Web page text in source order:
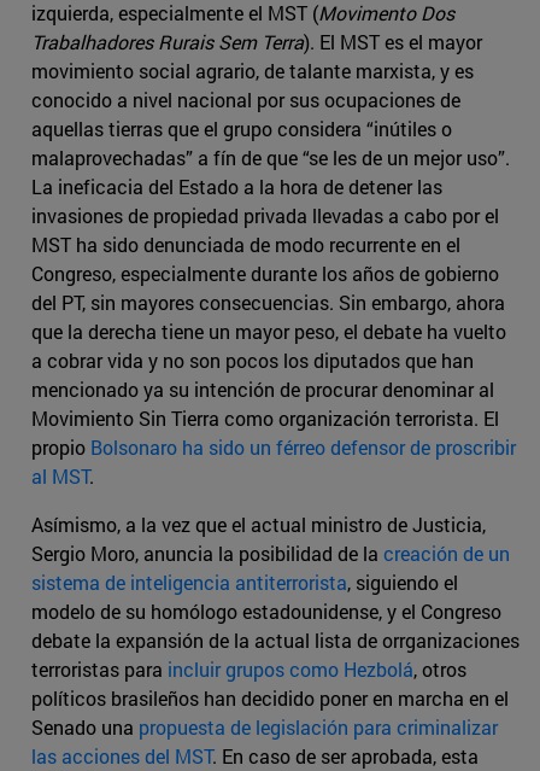
izquierda, especialmente el MST (Movimento Dos
Trabalhadores Rurais Sem Terra). El MST es el mayor
movimiento social agrario, de talante marxista, y es
conocido a nivel nacional por sus ocupaciones de
aquellas tierras que el grupo considera “inútiles o
malaprovechadas” a fín de que “se les de un mejor uso”.
La ineficacia del Estado a la hora de detener las
invasiones de propiedad privada llevadas a cabo por el
MST ha sido denunciada de modo recurrente en el
Congreso, especialmente durante los años de gobierno
del PT, sin mayores consecuencias. Sin embargo, ahora
que la derecha tiene un mayor peso, el debate ha vuelto
a cobrar vida y no son pocos los diputados que han
mencionado ya su intención de procurar denominar al
Movimiento Sin Tierra como organización terrorista. El
propio Bolsonaro ha sido un férreo defensor de proscribir
al MST.
Asímismo, a la vez que el actual ministro de Justicia,
Sergio Moro, anuncia la posibilidad de la creación de un
sistema de inteligencia antiterrorista, siguiendo el
modelo de su homólogo estadounidense, y el Congreso
debate la expansión de la actual lista de orrganizaciones
terroristas para incluir grupos como Hezbolá, otros
políticos brasileños han decidido poner en marcha en el
Senado una propuesta de legislación para criminalizar
las acciones del MST. En caso de ser aprobada, esta